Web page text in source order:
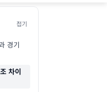
접기
경기
차이